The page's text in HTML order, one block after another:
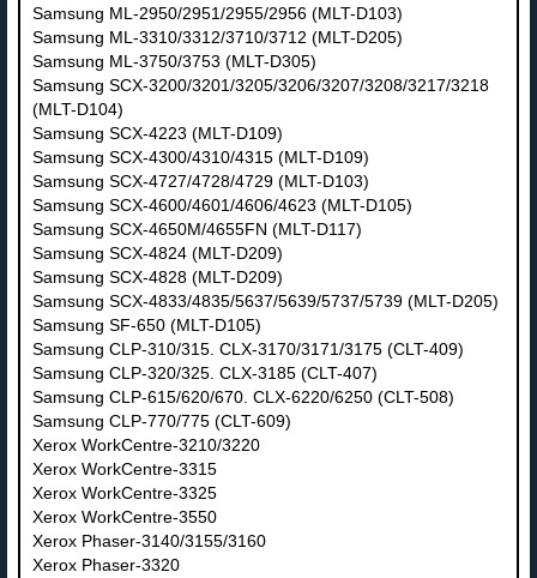
Samsung ML-2950/2951/2955/2956 (MLT-D103)
Samsung ML-3310/3312/3710/3712 (MLT-D205)
Samsung ML-3750/3753 (MLT-D305)
Samsung SCX-3200/3201/3205/3206/3207/3208/3217/3218
(MLT-D104)
Samsung SCX-4223 (MLT-D109)
Samsung SCX-4300/4310/4315 (MLT-D109)
Samsung SCX-4727/4728/4729 (MLT-D103)
Samsung SCX-4600/4601/4606/4623 (MLT-D105)
Samsung SCX-4650M/4655FN (MLT-D117)
Samsung SCX-4824 (MLT-D209)
Samsung SCX-4828 (MLT-D209)
Samsung SCX-4833/4835/5637/5639/5737/5739 (MLT-D205)
Samsung SF-650 (MLT-D105)
Samsung CLP-310/315. CLX-3170/3171/3175 (CLT-409)
Samsung CLP-320/325. CLX-3185 (CLT-407)
Samsung CLP-615/620/670. CLX-6220/6250 (CLT-508)
Samsung CLP-770/775 (CLT-609)
Xerox WorkCentre-3210/3220
Xerox WorkCentre-3315
Xerox WorkCentre-3325
Xerox WorkCentre-3550
Xerox Phaser-3140/3155/3160
Xerox Phaser-3320